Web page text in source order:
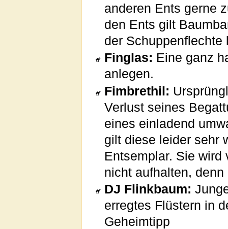
anderen Ents gerne
den Ents gilt
der Schuppenflechte
Finglas: Eine ganz
anlegen.
Fimbrethil:
Verlust seines
eines einladend
gilt diese leider sehr
Entsemplar. Sie
nicht aufhalten,
DJ Flinkbaum:
erregtes Flüstern in
Geheimtipp